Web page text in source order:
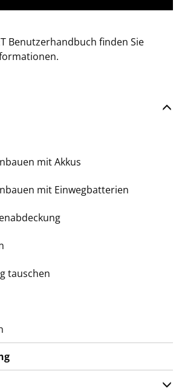
Benutzerhandbuch finden Sie
mit Akkus
mit Einwegbatterien
tauschen